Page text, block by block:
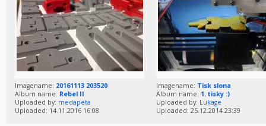
Imagename: 20161113 203520
Album name: Rebel II
Uploaded by: medapeta
Uploaded: 14.11.2016 16:08
Imagename: Tisk slona
Album name: 1. tisky :)
Uploaded by: Lukage
Uploaded: 25.12.2014 23:39